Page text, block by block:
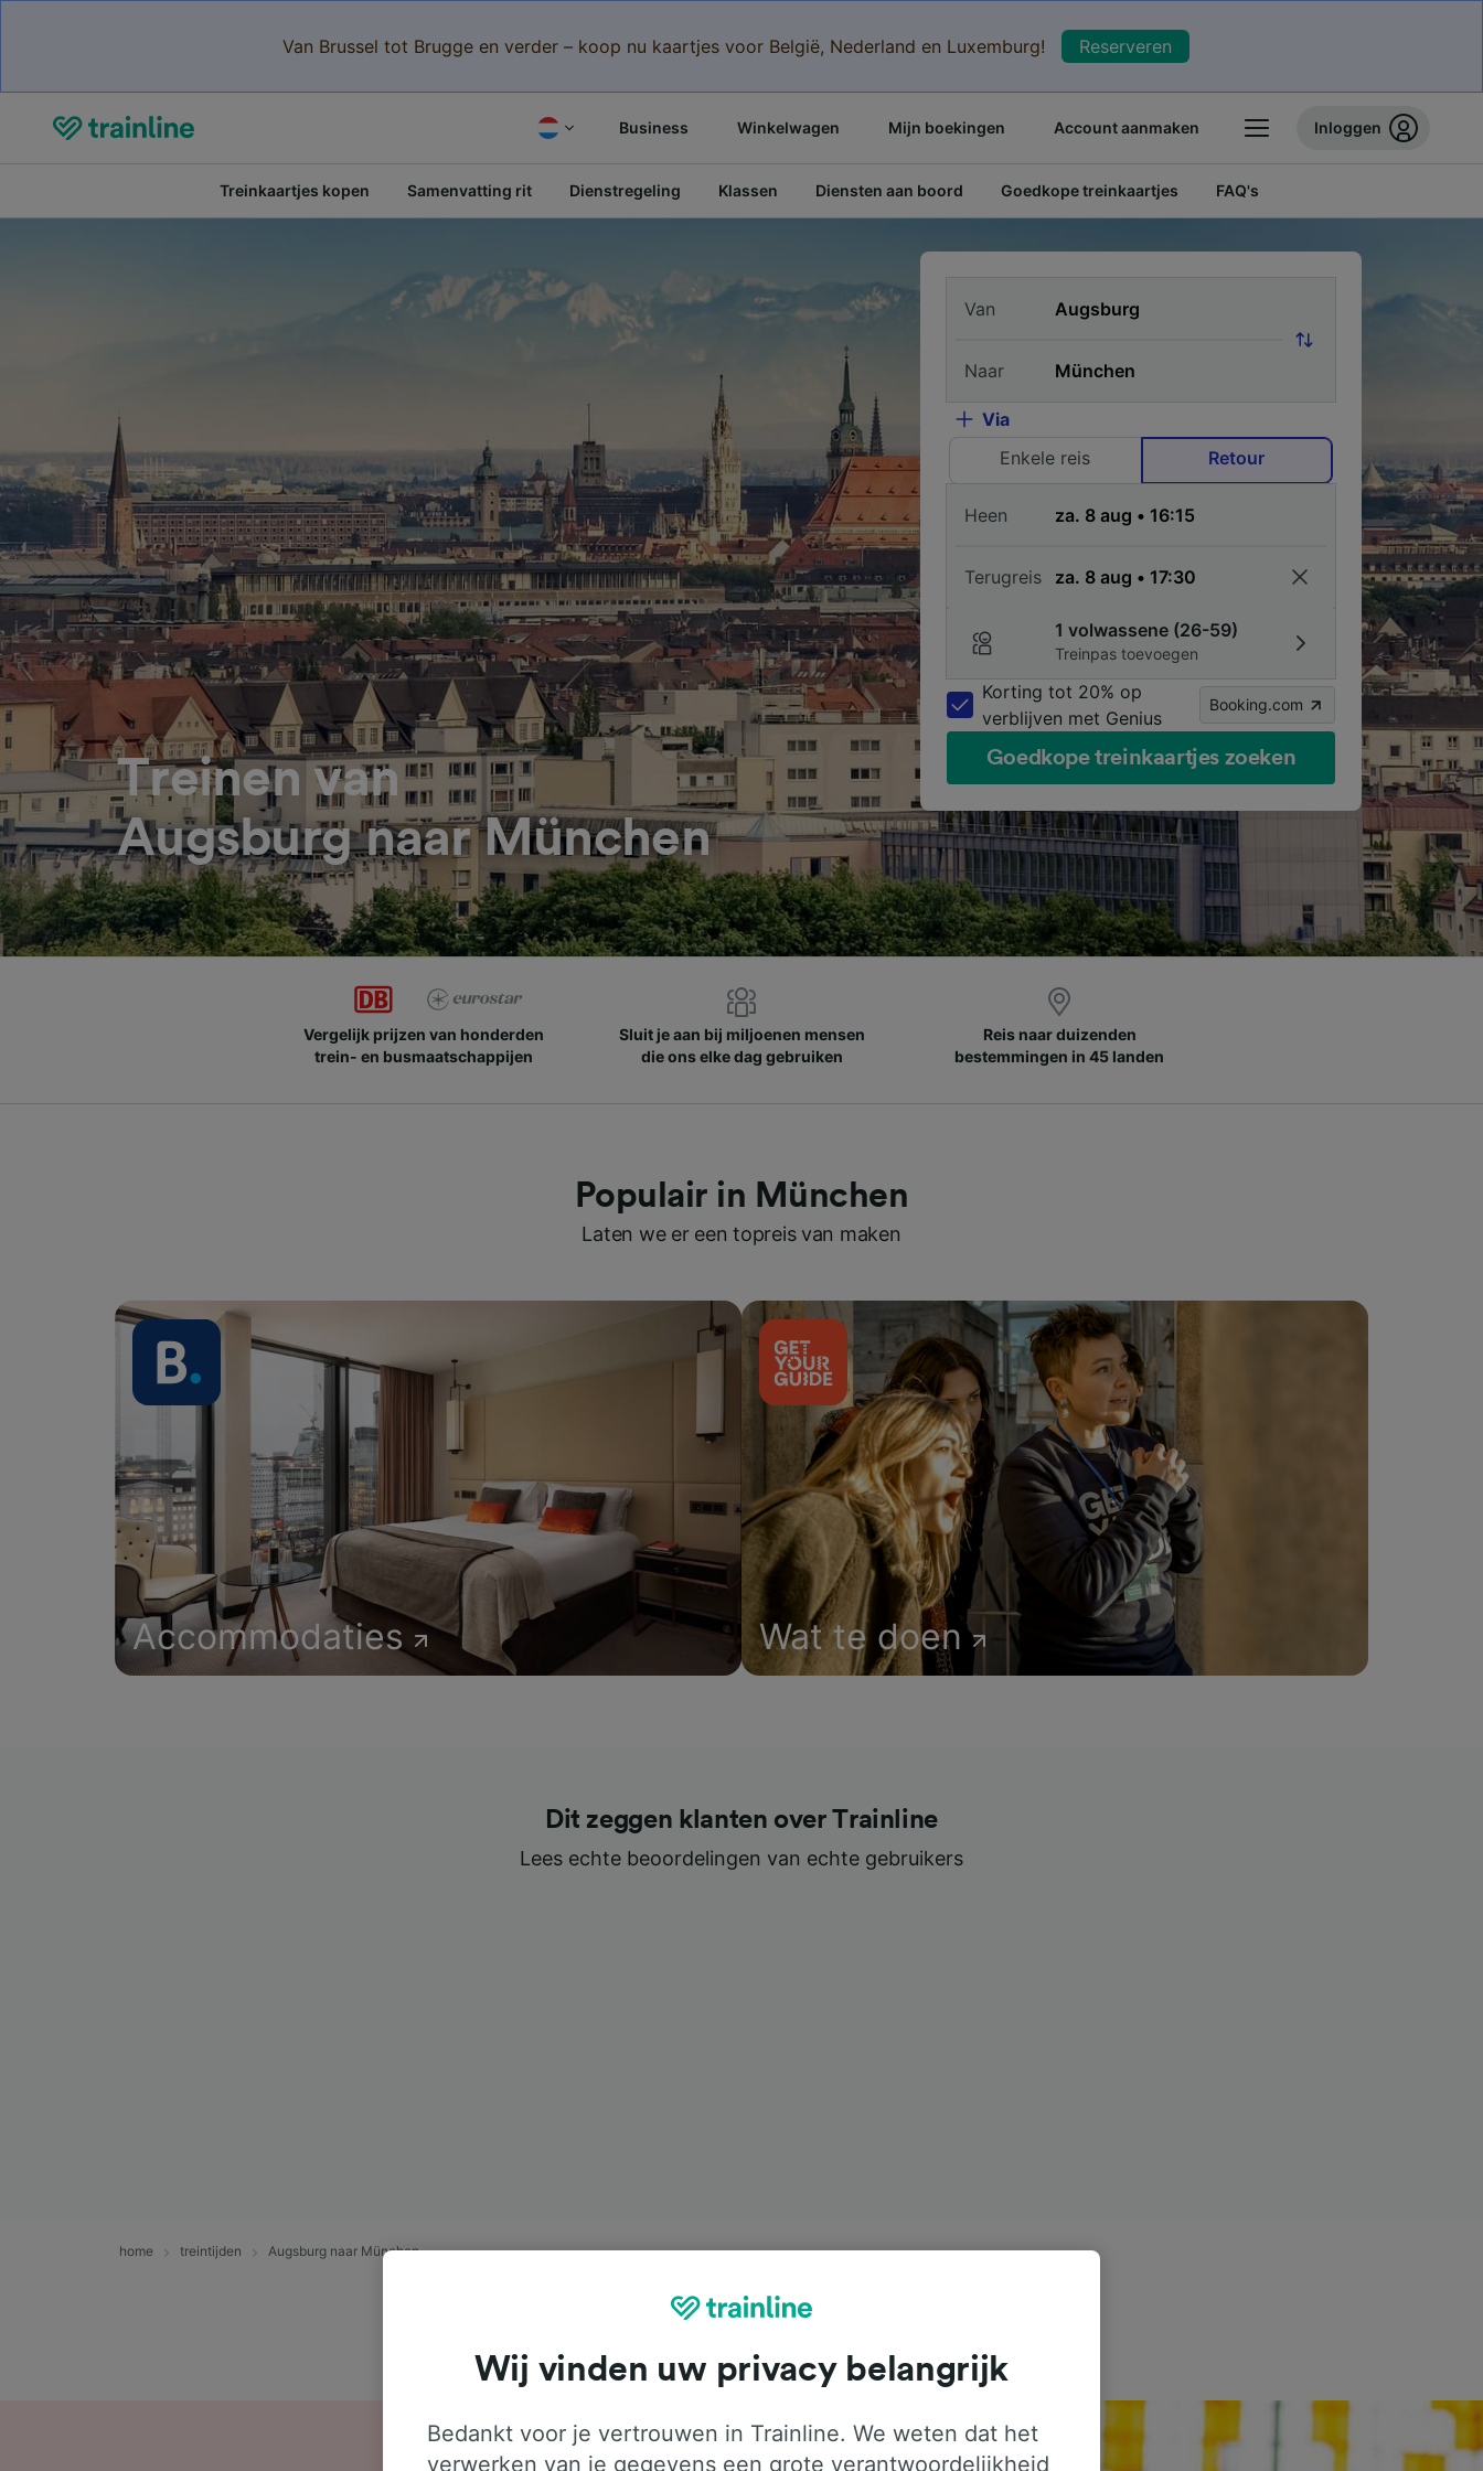
Van Brussel tot Brugge en verder – koop nu kaartjes voor België, Nederland en Luxemburg! Reserveren
Business Winkelwagen Mijn boekingen Account aanmaken Inloggen
Treinkaartjes kopen Samenvatting rit Dienstregeling Klassen Diensten aan boord Goedkope treinkaartjes FAQ's
Treinen van
Augsburg naar München
Van
Naar
Via
Enkele reis
Retour
Heen
Terugreis
1 volwassene (26-59)
Treinpas toevoegen
Korting tot 20% op
verblijven met Genius
Booking.com
Goedkope treinkaartjes zoeken
Vergelijk prijzen van honderden
trein- en busmaatschappijen
Sluit je aan bij miljoenen mensen
die ons elke dag gebruiken
Reis naar duizenden
bestemmingen in 45 landen
Populair in München
Laten we er een topreis van maken
Accommodaties Wat te doen
Dit zeggen klanten over Trainline
Lees echte beoordelingen van echte gebruikers
home treintijden Augsburg naar München
Wij vinden uw privacy belangrijk
Bedankt voor je vertrouwen in Trainline. We weten dat het
verwerken van je gegevens een grote verantwoordelijkheid